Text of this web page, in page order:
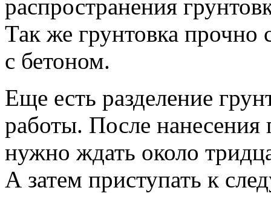
распространения
Так же грунтовка
с бетоном.
Еще есть разделение
работы. После нанесения
нужно ждать около
А затем приступать к